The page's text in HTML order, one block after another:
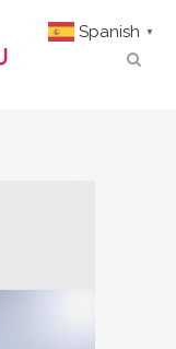
Spanish ▼